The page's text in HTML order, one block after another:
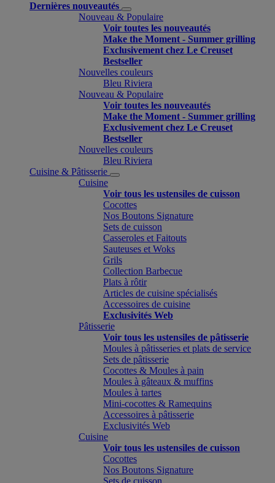
Dernières nouveautés
Nouveau & Populaire
Voir toutes les nouveautés
Make the Moment - Summer grilling
Exclusivement chez Le Creuset
Bestseller
Nouvelles couleurs
Bleu Riviera
Nouveau & Populaire
Voir toutes les nouveautés
Make the Moment - Summer grilling
Exclusivement chez Le Creuset
Bestseller
Nouvelles couleurs
Bleu Riviera
Cuisine & Pâtisserie
Cuisine
Voir tous les ustensiles de cuisson
Cocottes
Nos Boutons Signature
Sets de cuisson
Casseroles et Faitouts
Sauteuses et Woks
Grils
Collection Barbecue
Plats à rôtir
Articles de cuisine spécialisés
Accessoires de cuisine
Exclusivités Web
Pâtisserie
Voir tous les ustensiles de pâtisserie
Moules à pâtisseries et plats de service
Sets de pâtisserie
Cocottes & Moules à pain
Moules à gâteaux & muffins
Moules à tartes
Mini-cocottes & Ramequins
Accessoires à pâtisserie
Exclusivités Web
Cuisine
Voir tous les ustensiles de cuisson
Cocottes
Nos Boutons Signature
Sets de cuisson